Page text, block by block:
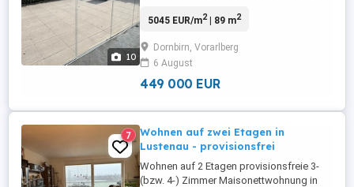
10
Familien, Paare oder alle, die Wohnen mit
Das Stadtzentrum ist nur ca. 700 m
Luftlinie entfernt und bequem erreichbar.
Die Wohnung bietet ...
5045 EUR/m2| 89 m2
Dornbirn, Vorarlberg
6 August
449 000 EUR
7
Wohnen auf zwei Etagen in
Lustenau - provisionsfrei
Wohnen auf 2 Etagen provisionsfreie 3-
(bzw. 4-) Zimmer Maisonettwohnung in